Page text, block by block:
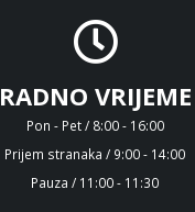
RADNO VRIJEME
Pon - Pet / 8:00 - 16:00
Prijem stranaka / 9:00 - 14:00
Pauza / 11:00 - 11:30